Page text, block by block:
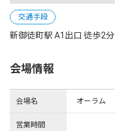
交通手段
新御徒町駅 A1出口 徒歩2分
会場情報
会場名 オーラム
営業時間